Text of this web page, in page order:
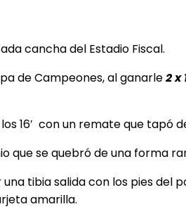
cancha del Estadio Fiscal.
de Campeones, al ganarle2 x
16′ con un remate que tapó
que se quebró de una forma
una tibia salida con los pies del
amarilla.